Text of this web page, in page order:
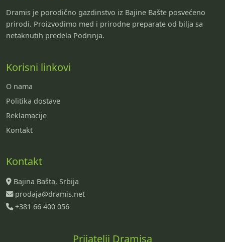
Dramis je porodično gazdinstvo iz Bajine Bašte posvećeno
prirodi. Proizvodimo med i prirodne preparate od bilja sa
netaknutih predela Podrinja.
Korisni linkovi
O nama
Politika dostave
Reklamacije
Kontakt
Kontakt
Bajina Bašta, Srbija
prodaja@dramis.net
+381 66 400 056
Prijatelji Dramisa